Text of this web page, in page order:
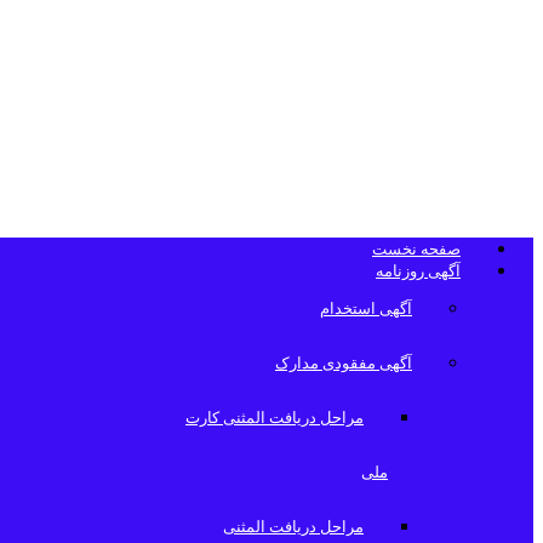
صفحه نخست
آگهی روزنامه
آگهی استخدام
آگهی مفقودی مدارک
مراحل دریافت المثنی کارت
ملی
مراحل دریافت المثنی